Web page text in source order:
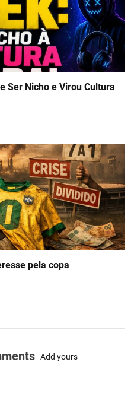
Ser Nicho e Virou Cultura
pela copa
Add yours